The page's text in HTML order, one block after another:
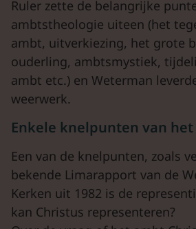
Ruler zette de belangrijke
ambtstheologie uiteen (het
ambt, uitverkiezing, het grote
ouderling, ambtsmystiek,
ambt etc.) en Weterman
weerwerk.
Enkele knelpunten van
Een van de knelpunten, zoals
bekende Limarapport van de
Kerken uit 1982 is de
kan Christus representeren?